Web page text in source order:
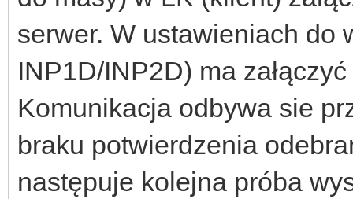
serwer. W ustawieniach do
INP1D/INP2D) ma
Komunikacja odbywa sie
braku potwierdzenia
następuje kolejna próba